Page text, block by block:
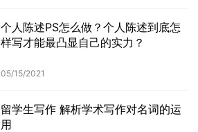
个人陈述PS怎么做？个人陈述到底怎
样写才能最凸显自己的实力？
05/15/2021
留学生写作 解析学术写作对名词的运
用